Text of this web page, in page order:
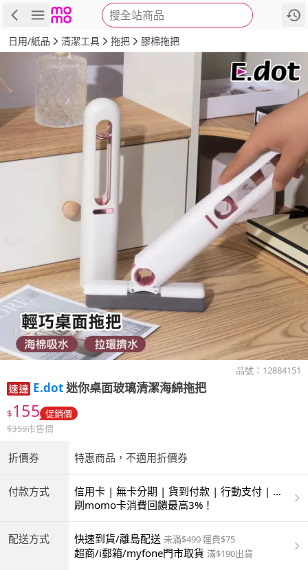
搜全站商品
商品 評價 詳情
日用/紙品 清潔工具 拖把 膠棉拖把
品號： 12884151
E.dot迷你桌面玻璃清潔海綿拖把
$155 促銷價
$359市售價
折價券 特惠商品，不適用折價券
付款方式
信用卡 | 無卡分期 | 貨到付款 | 行動支付 | 超
商付款 | ATM | 銀聯卡
刷momo卡消費回饋最高3%！
配送方式 快速到貨/離島配送 未滿$490 運費$75
超商/i郵箱/myfone門市取貨 滿$190出貨